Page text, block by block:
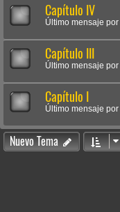
Capítulo IV
Último mensaje por
Capítulo III
Último mensaje por
Capítulo I
Último mensaje por
Nuevo Tema